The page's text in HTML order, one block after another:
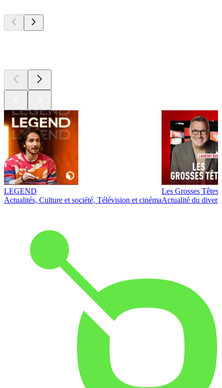
LEGEND
Actualités, Culture et société, Télévision et cinéma
Les Grosses Têtes
Actualité du